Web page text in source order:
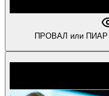
ПРОВАЛ или ПИАР